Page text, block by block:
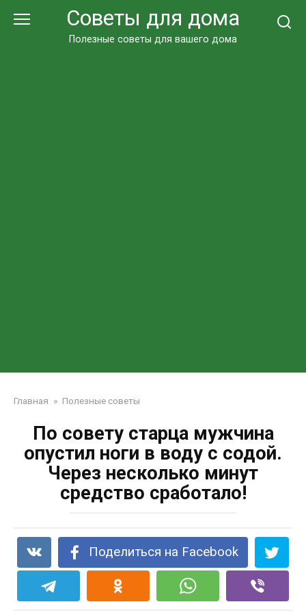
Советы для дома
Полезные советы для вашего дома
Главная » Полезные советы
По совету старца мужчина
опустил ноги в воду с содой.
Через несколько минут
средство сработало!
Поделиться на Facebook